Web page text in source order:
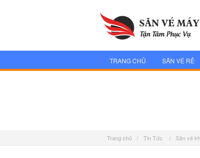
TRANG CHỦ SĂN VÉ RẺ
Trang chủ / Tin Tức / Săn vé